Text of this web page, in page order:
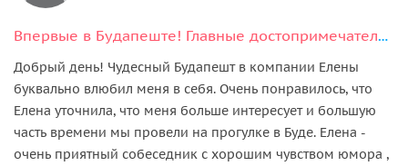
Впервые в Будапеште! Главные достопримечательности столицы
Добрый день! Чудесный Будапешт в компании Елены
буквально влюбил меня в себя. Очень понравилось, что
Елена уточнила, что меня больше интересует и большую
часть времени мы провели на прогулке в Буде. Елена -
очень приятный собеседник с хорошим чувством юмора ,